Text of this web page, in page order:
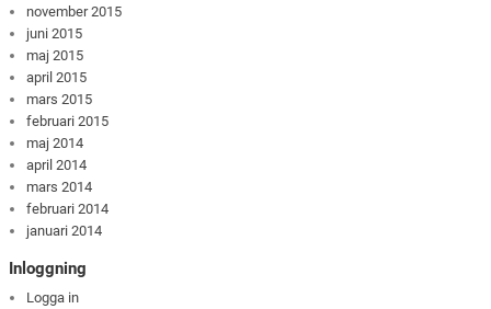
november 2015
juni 2015
maj 2015
april 2015
mars 2015
februari 2015
maj 2014
april 2014
mars 2014
februari 2014
januari 2014
Inloggning
Logga in